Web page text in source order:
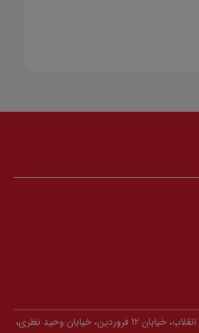
تهران، میدان انقلاب، خیابان 12 فروردین، خیابان وحید نظری،